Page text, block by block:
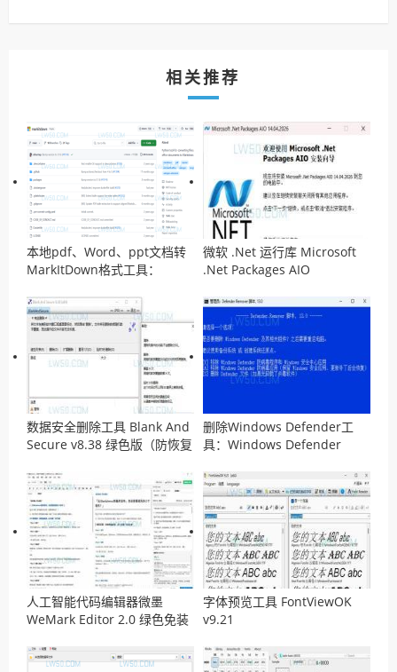
相关推荐
本地pdf、Word、ppt文档转
MarkItDown格式工具：
微软 .Net 运行库 Microsoft
.Net Packages AIO
数据安全删除工具 Blank And
Secure v8.38 绿色版（防恢复
删除Windows Defender工
具：Windows Defender
人工智能代码编辑器微墨
WeMark Editor 2.0 绿色免装
字体预览工具 FontViewOK
v9.21